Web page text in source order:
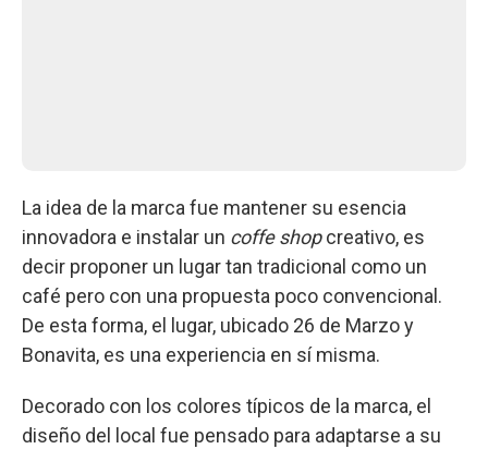
La idea de la marca fue mantener su esencia
innovadora e instalar un coffe shopcreativo, es
decir proponer un lugar tan tradicional como un
café pero con una propuesta poco convencional.
De esta forma, el lugar, ubicado 26 de Marzo y
Bonavita, es una experiencia en sí misma.
Decorado con los colores típicos de la marca, el
diseño del local fue pensado para adaptarse a su